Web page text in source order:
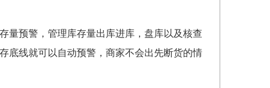
量预警，管理库存量出库进库，盘库以及核查
底线就可以自动预警，商家不会出先断货的情